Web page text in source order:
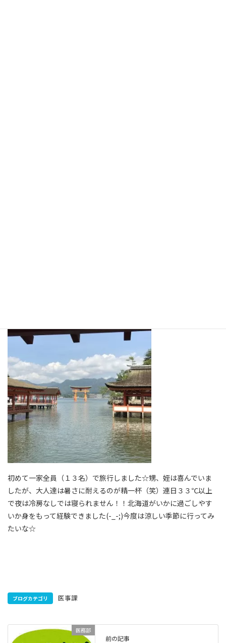
初めて一家全員（１３名）で旅行しました☆甥、姪は喜んでいま
したが、大人達は暑さに耐えるのが精一杯（笑）連日３３℃以上
で夜は冷房なしでは寝られません！！北海道がいかに過ごしやす
いか身をもって経験できました(-_-;)今度は涼しい季節に行ってみ
たいな☆
ブログカテゴリ 医事課
医務部
前の記事